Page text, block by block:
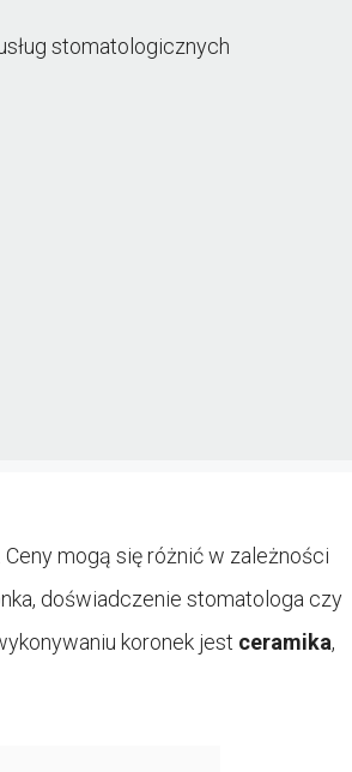
stomatologicznych
. Ceny mogą się różnić w zależności
doświadczenie stomatologa czy
koronek jest ceramika,